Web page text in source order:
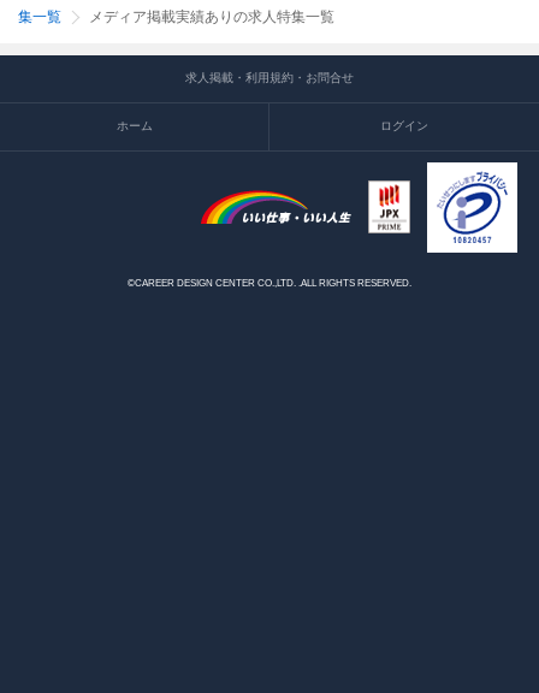
集一覧
メディア掲載実績ありの求人特集一覧
求人掲載・利用規約・お問合せ
ホーム ログイン
©CAREER DESIGN CENTER CO.,LTD. .ALL RIGHTS RESERVED.